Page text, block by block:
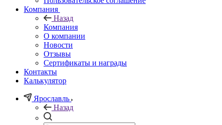
Компания
Назад
Компания
О компании
Новости
Отзывы
Сертификаты и награды
Контакты
Калькулятор
Ярославль
Назад